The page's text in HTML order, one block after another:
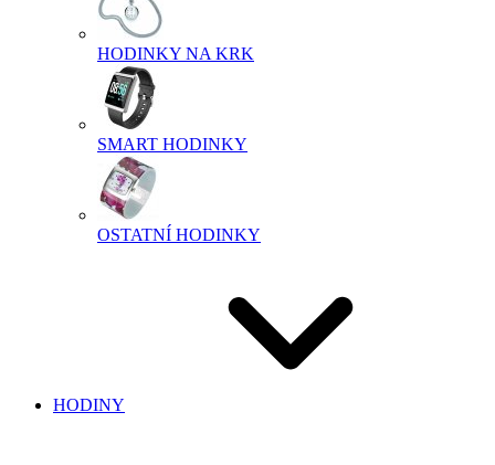
HODINKY NA KRK
SMART HODINKY
OSTATNÍ HODINKY
HODINY